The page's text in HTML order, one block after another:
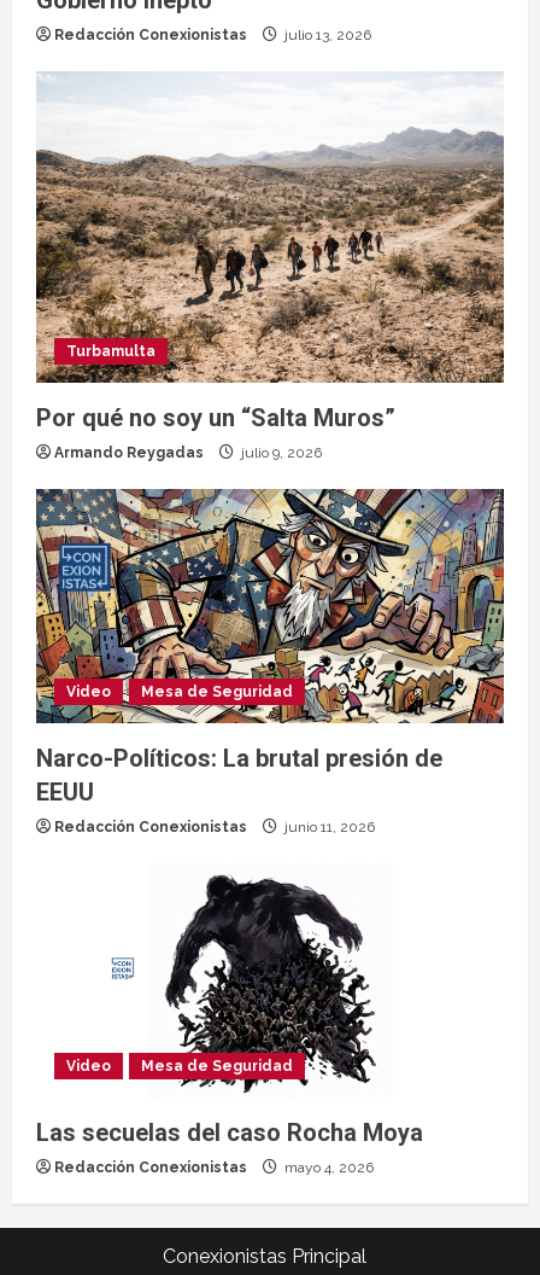
Redacción Conexionistas julio 13, 2026
Turbamulta
Por qué no soy un “Salta Muros”
Armando Reygadas julio 9, 2026
Video Mesa de Seguridad
Narco-Políticos: La brutal presión de
EEUU
Redacción Conexionistas junio 11, 2026
Video Mesa de Seguridad
Las secuelas del caso Rocha Moya
Redacción Conexionistas mayo 4, 2026
Conexionistas Principal